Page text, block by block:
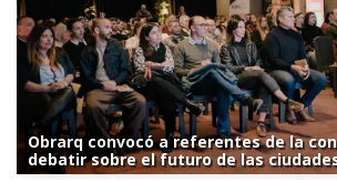
Obrarq convocó a referentes de la
debatir sobre el futuro de las